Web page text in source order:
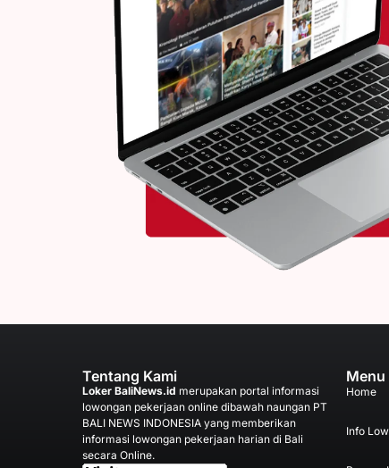
Tentang Kami
Loker BaliNews.id merupakan portal informasi
lowongan pekerjaan online dibawah naungan PT
BALI NEWS INDONESIA yang memberikan
informasi lowongan pekerjaan harian di Bali
secara Online.
Menu
Home
Info